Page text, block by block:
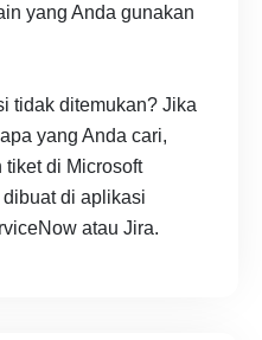
yang Anda gunakan
tidak ditemukan? Jika
yang Anda cari,
di Microsoft
di aplikasi
atau Jira.